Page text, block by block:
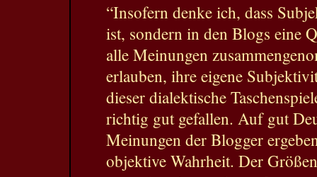
“Insofern denke ich, dass
ist, sondern in den Blogs eine
alle Meinungen
erlauben, ihre eigene
dieser dialektische
richtig gut gefallen. Auf gut
Meinungen der Blogger
objektive Wahrheit. Der